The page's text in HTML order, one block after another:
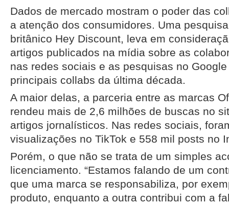
Dados de mercado mostram o poder das
a atenção dos consumidores. Uma
britânico Hey Discount, leva em
artigos publicados na mídia sobre as
nas redes sociais e as pesquisas no
principais collabs da última década.
A maior delas, a parceria entre as marcas
rendeu mais de 2,6 milhões de buscas no
artigos jornalísticos. Nas redes sociais,
visualizações no TikTok e 558 mil posts no
Porém, o que não se trata de um simples
licenciamento. “Estamos falando de um
que uma marca se responsabiliza, por
produto, enquanto a outra contribui com a